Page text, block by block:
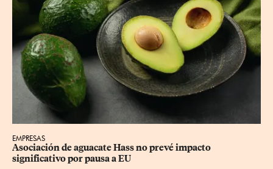
EMPRESAS
Asociación de aguacate Hass no prevé impacto
significativo por pausa a EU